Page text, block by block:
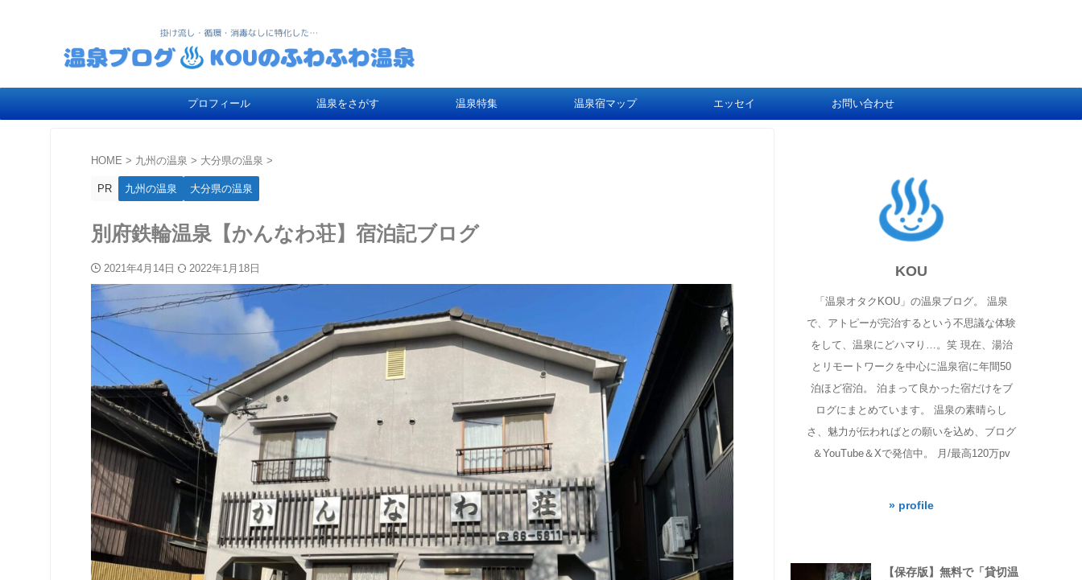
プロフィール 温泉をさがす 温泉特集 温泉宿マップ エッセイ お問い合わせ
HOME > 九州の温泉 > 大分県の温泉 >
PR 九州の温泉 大分県の温泉
別府鉄輪温泉【かんなわ荘】宿泊記ブログ
2021年4月14日 2022年1月18日 KOU
「温泉オタクKOU」の温泉ブログ。 温泉
で、アトピーが完治するという不思議な体験
をして、温泉にどハマり…。笑 現在、湯治
とリモートワークを中心に温泉宿に年間50
泊ほど宿泊。 泊まって良かった宿だけをブ
ログにまとめています。 温泉の素晴らし
さ、魅力が伝わればとの願いを込め、ブログ
＆YouTube＆Xで発信中。 月/最高120万pv
» profile
【保存版】無料で「貸切温